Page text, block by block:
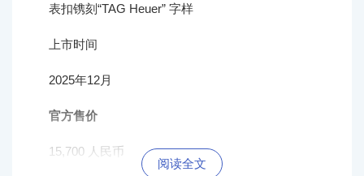
表扣镌刻“TAG Heuer” 字样
上市时间
2025年12月
官方售价
15,700 人民币
阅读全文